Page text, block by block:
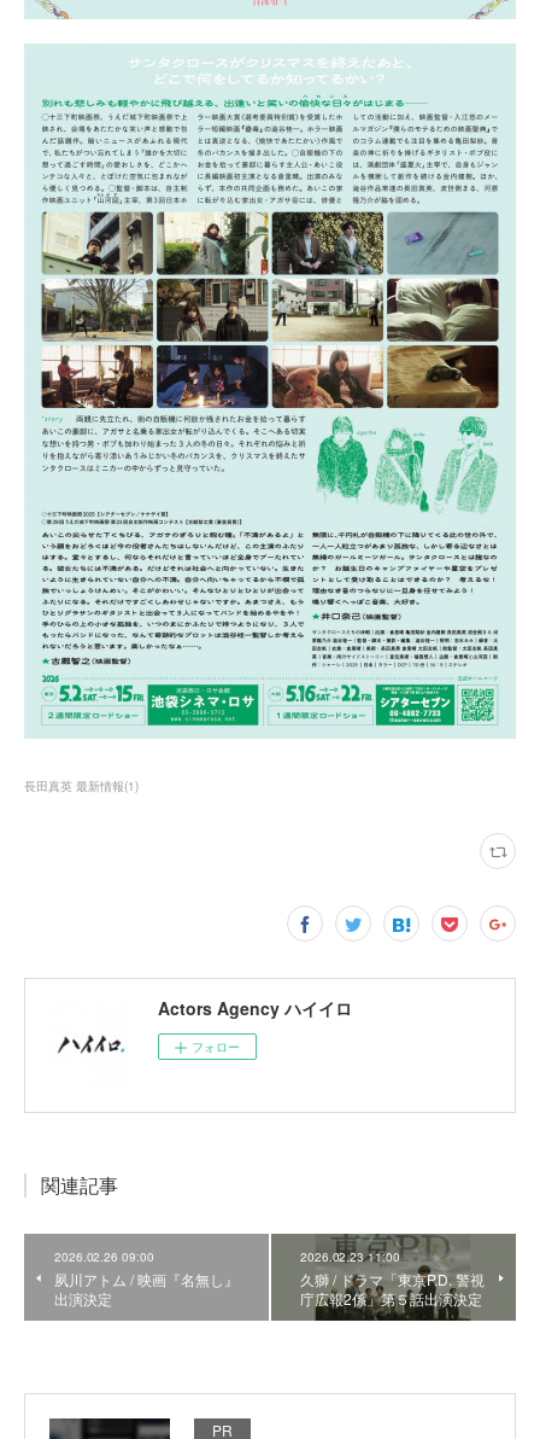
長田真英 最新情報(1)
Actors Agency ハイイロ
フォロー
関連記事
2026.02.26 09:00
夙川アトム / 映画『名無し』
出演決定
2026.02.23 11:00
久獅 / ドラマ「東京P.D. 警視
庁広報2係」第５話出演決定
PR